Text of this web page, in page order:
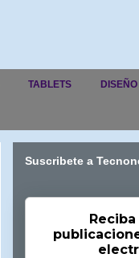
TABLETS DISEÑO
Suscribete a